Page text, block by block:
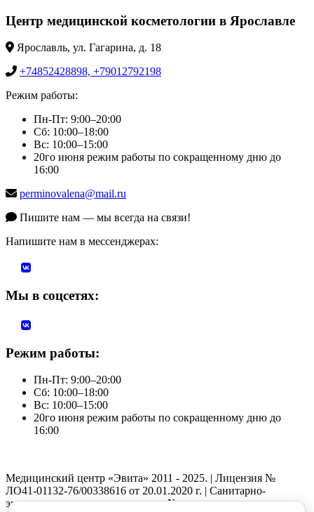
Центр медицинской косметологии в Ярославле
Ярославль, ул. Гагарина, д. 18
+74852428898, +79012792198
Режим работы:
Пн-Пт: 9:00–20:00
Сб: 10:00–18:00
Вс: 10:00–15:00
20го июня режим работы по сокращенному дню до
16:00
perminovalena@mail.ru
Пишите нам — мы всегда на связи!
Напишите нам в мессенджерах:
Мы в соцсетях:
Режим работы:
Пн-Пт: 9:00–20:00
Сб: 10:00–18:00
Вс: 10:00–15:00
20го июня режим работы по сокращенному дню до
16:00
Медицинский центр «Эвита» 2011 - 2025. | Лицензия №
ЛО41-01132-76/00338616 от 20.01.2020 г. | Санитарно-
эпидемиологическое заключение №